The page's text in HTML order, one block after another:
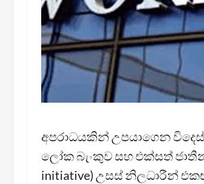
අපරාධයකින් උපයාගෙන
ලෝක බැංකුව සහ එක්සත්
initiative) උසස් නිලධාරීන්